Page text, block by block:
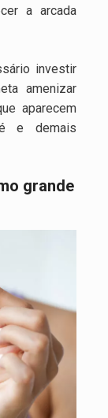
a arcada
investir
amenizar
aparecem
e demais
grande